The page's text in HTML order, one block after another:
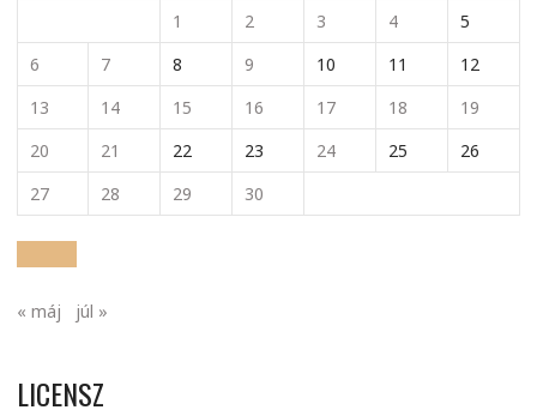
1
2 3 4
5
6
7 8 9 10 11
12
13
14 15 16 17 18
19
20
21 22 23 24 25
26
27
28 29 30
« máj júl »
LICENSZ